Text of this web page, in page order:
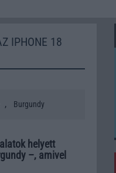
IPHONE 18
, Burgundy
helyett
–, amivel